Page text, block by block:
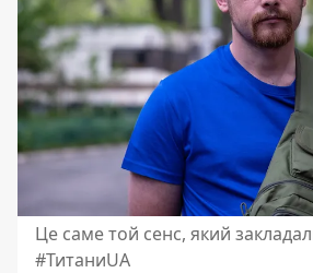
Це саме той сенс, який
#ТитаниUA